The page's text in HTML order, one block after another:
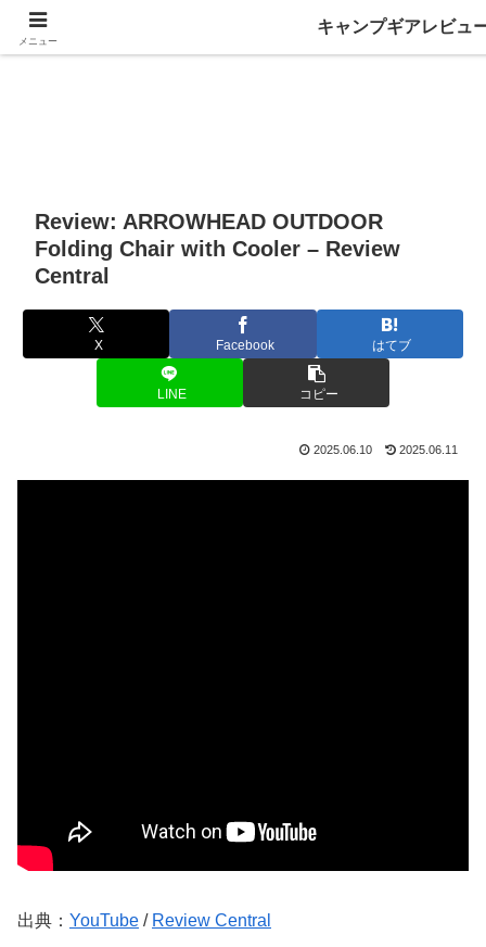
Review: ARROWHEAD OUTDOOR
Folding Chair with Cooler – Review
Central
X Facebook はてブ
LINE コピー
2025.06.10 2025.06.11
出典： YouTube / Review Central
メニュー
キャンプギアレビュ